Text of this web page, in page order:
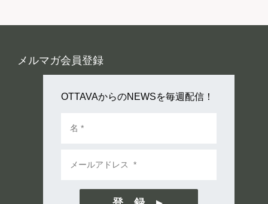
メルマガ会員登録
OTTAVAからのNEWSを毎週配信！